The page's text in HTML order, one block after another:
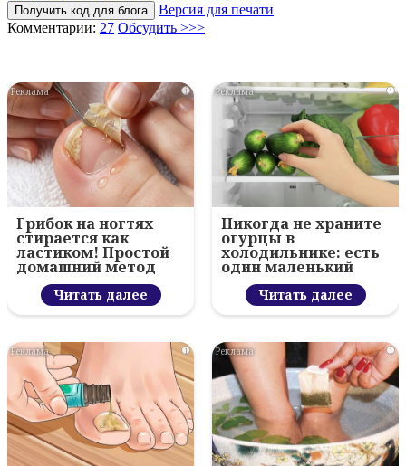
Получить код для блога
Версия для печати
Комментарии: 27 Обсудить >>>
i
Грибок на ногтях
стирается как
ластиком! Простой
домашний метод
Читать далее
i
Никогда не храните
огурцы в
холодильнике: есть
один маленький
секрет
Читать далее
i i